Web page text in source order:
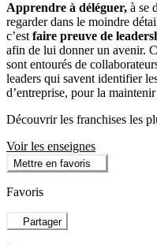
Apprendre à déléguer, à se
regarder dans le moindre
c’est faire preuve de
afin de lui donner un avenir.
sont entourés de
leaders qui savent identifier
d’entreprise, pour la
Découvrir les franchises les
Voir les enseignes
Mettre en favoris
Favoris
Partager